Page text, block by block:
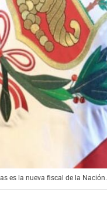
es la nueva fiscal de la Nación.